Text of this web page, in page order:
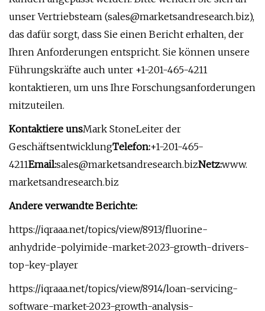
unser Vertriebsteam (sales@marketsandresearch.biz),
das dafür sorgt, dass Sie einen Bericht erhalten, der
Ihren Anforderungen entspricht. Sie können unsere
Führungskräfte auch unter +1-201-465-4211
kontaktieren, um uns Ihre Forschungsanforderungen
mitzuteilen.
Kontaktiere unsMark StoneLeiter der
GeschäftsentwicklungTelefon:+1-201-465-
4211Email:sales@marketsandresearch.bizNetz:www.
marketsandresearch.biz
Andere verwandte Berichte:
https://iqraaa.net/topics/view/8913/fluorine-
anhydride-polyimide-market-2023-growth-drivers-
top-key-player
https://iqraaa.net/topics/view/8914/loan-servicing-
software-market-2023-growth-analysis-